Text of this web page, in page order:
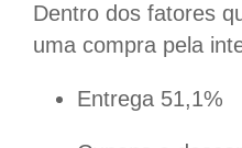
Dentro dos fatores
uma compra pela
Entrega 51,1%